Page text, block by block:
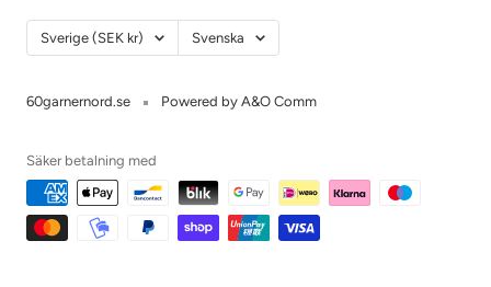
Land/Region
Sverige (SEK kr) Språk
Svenska
60garnernord.se Powered by A&O Comm
Säker betalning med